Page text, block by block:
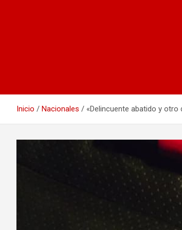
Inicio Nacionales «Delincuente abatido y